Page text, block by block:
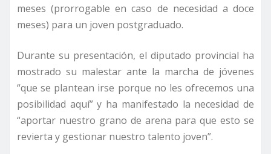
meses (prorrogable en caso de necesidad a doce
meses) para un joven postgraduado.
Durante su presentación, el diputado provincial ha
mostrado su malestar ante la marcha de jóvenes
“que se plantean irse porque no les ofrecemos una
posibilidad aquí” y ha manifestado la necesidad de
“aportar nuestro grano de arena para que esto se
revierta y gestionar nuestro talento joven”.